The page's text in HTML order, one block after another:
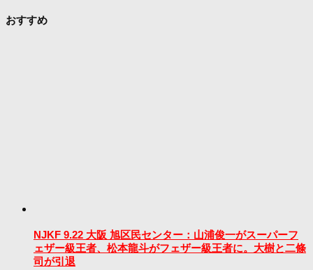
おすすめ
NJKF 9.22 大阪 旭区民センター：山浦俊一がスーパーフ
ェザー級王者、松本龍斗がフェザー級王者に。大樹と二條
司が引退